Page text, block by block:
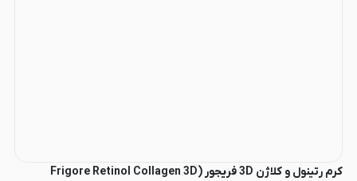
کرم رتینول و کلاژن 3D فریجور (Frigore Retinol Collagen 3D